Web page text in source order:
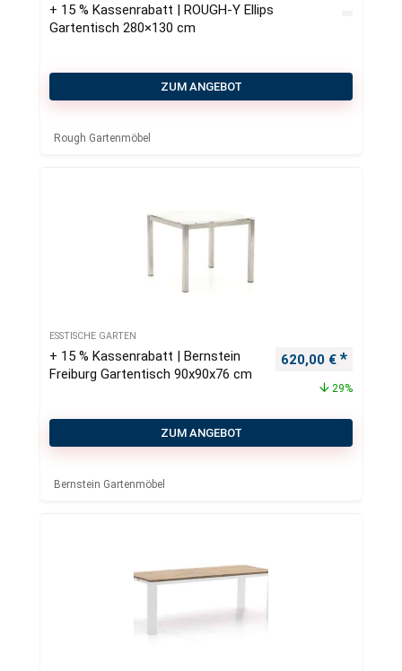
+ 15 % Kassenrabatt | ROUGH-Y Ellips
Gartentisch 280×130 cm
ZUM ANGEBOT
Rough Gartenmöbel
ESSTISCHE GARTEN
+ 15 % Kassenrabatt | Bernstein
Freiburg Gartentisch 90x90x76 cm
Ursprünglicher
620,00 €
29%
ZUM ANGEBOT
Bernstein Gartenmöbel